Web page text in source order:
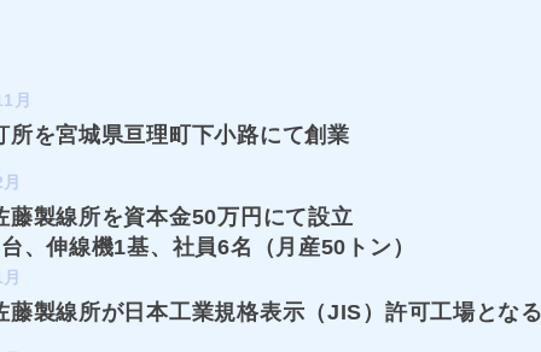
月
所を宮城県亘理町下小路にて創業
藤製線所を資本金50万円にて設立
、伸線機1基、社員6名（月産50トン）
藤製線所が日本工業規格表示（JIS）許可工場とな